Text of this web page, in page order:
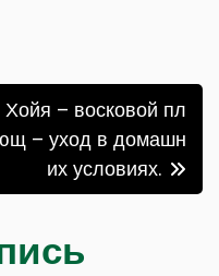
Хойя – восковой пл
– уход в домашн
их условиях.